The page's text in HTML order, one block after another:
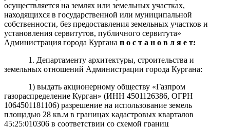
осуществляется на землях или земельных участках,
находящихся в государственной или муниципальной
собственности, без предоставления земельных участков и
установления сервитутов, публичного сервитута»
Администрация города Кургана п о с т а н о в л я е т:
1. Департаменту архитектуры, строительства и
земельных отношений Администрации города Кургана:
1) выдать акционерному обществу «Газпром
газораспределение Курган» (ИНН 4501126386, ОГРН
1064501181106) разрешение на использование земель
площадью 28 кв.м в границах кадастровых кварталов
45:25:010306 в соответствии со схемой границ